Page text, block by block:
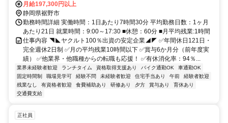
月給197,300円以上
静岡県裾野市
勤務時間詳細 実働時間：1日あたり7時間30分 平均勤務日数：1ヶ月
あたり21日 就業時間：9:00～17:30 ■休憩：60分 ■月平均残業:1時間
仕事内容 ◥◣ヤクルト100％出資の安定企業◢◤ ✅年間休日121日・
完全週休2日制 ✅月の平均残業10時間以下 ✅賞与6か月分（前年度実
績） ✅他業界・他職種からの転職も応援！ ✅有休消化率：94％...
業界未経験者歓迎 ランチタイム 資格取得支援あり バイク通勤OK
車通勤OK
固定時間制
職場見学可 経験不問 未経験者歓迎 住宅手当あり 午前
経験者歓迎
残業なし
有資格者歓迎 食費補助あり 研修あり 夕方 賞与あり
育休あり
交通費支給
正社員